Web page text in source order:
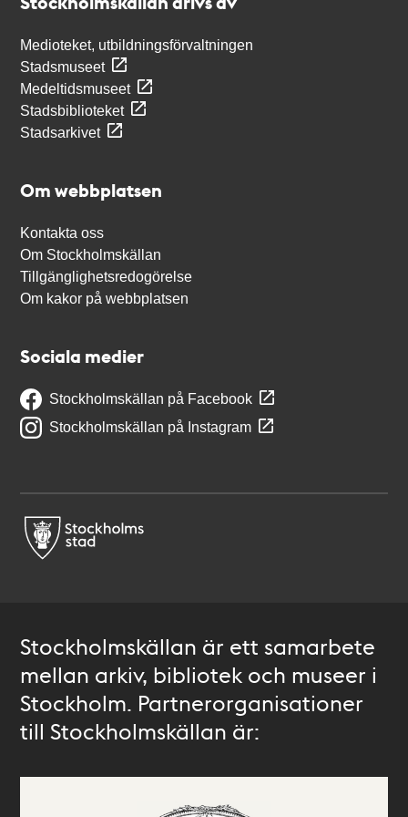
Medioteket, utbildningsförvaltningen
Stadsmuseet
Medeltidsmuseet
Stadsbiblioteket
Stadsarkivet
Om webbplatsen
Kontakta oss
Om Stockholmskällan
Tillgänglighetsredogörelse
Om kakor på webbplatsen
Sociala medier
Stockholmskällan på Facebook
Stockholmskällan på Instagram
Stockholmskällan är ett samarbete
mellan arkiv, bibliotek och museer i
Stockholm. Partnerorganisationer
till Stockholmskällan är: